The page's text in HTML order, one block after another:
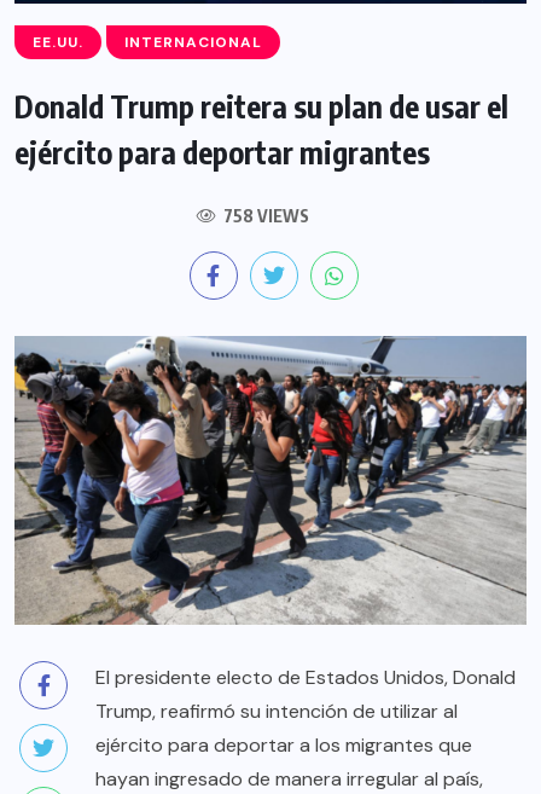
EE.UU. INTERNACIONAL
Donald Trump reitera su plan de usar el
ejército para deportar migrantes
758 VIEWS
El presidente electo de Estados Unidos, Donald
Trump, reafirmó su intención de utilizar al
ejército para deportar a los migrantes que
hayan ingresado de manera irregular al país,